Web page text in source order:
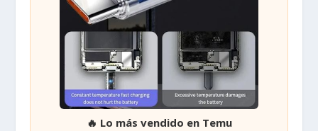
🔥 Lo más vendido en Temu